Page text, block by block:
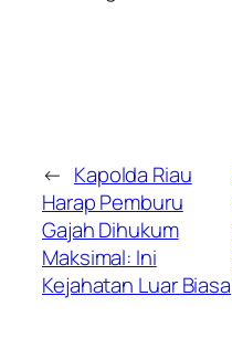
← Kapolda Riau
Harap Pemburu
Gajah Dihukum
Maksimal: Ini
Kejahatan Luar Biasa